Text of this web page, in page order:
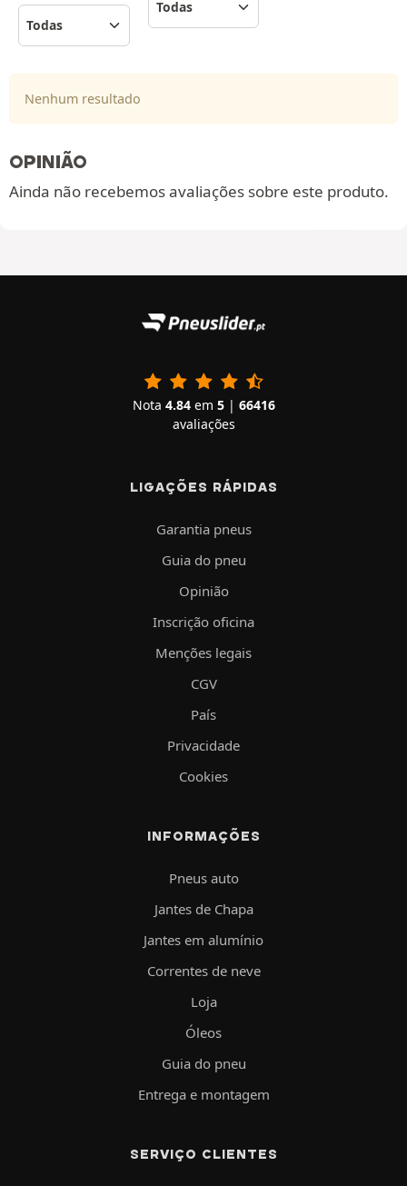
Nenhum resultado
OPINIÃO
Ainda não recebemos avaliações sobre este produto.
Nota 4.84em 5| 66416
avaliações
LIGAÇÕES RÁPIDAS
Garantia pneus
Guia do pneu
Opinião
Inscrição oficina
Menções legais
CGV
País
Privacidade
Cookies
INFORMAÇÕES
Pneus auto
Jantes de Chapa
Jantes em alumínio
Correntes de neve
Loja
Óleos
Guia do pneu
Entrega e montagem
SERVIÇO CLIENTES